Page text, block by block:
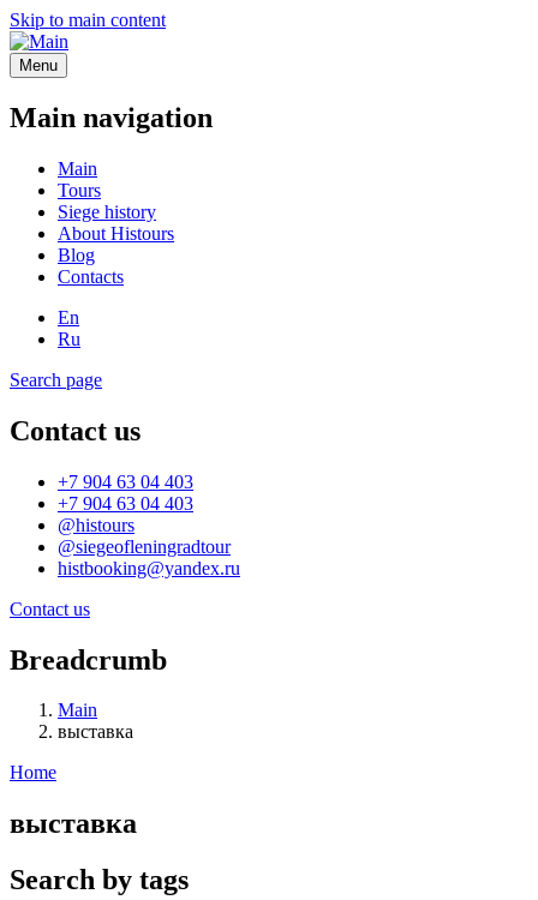
Skip to main content
Menu
Main navigation
Main
Tours
Siege history
About Histours
Blog
Contacts
En
Ru
Search page
Contact us
+7 904 63 04 403
+7 904 63 04 403
@histours
@siegeofleningradtour
histbooking@yandex.ru
Contact us
Breadcrumb
Main
выставка
Home
выставка
Search by tags